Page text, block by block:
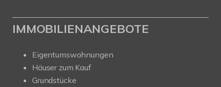
IMMOBILIENANGEBOTE
Eigentumswohnungen
Häuser zum Kauf
Grundstücke